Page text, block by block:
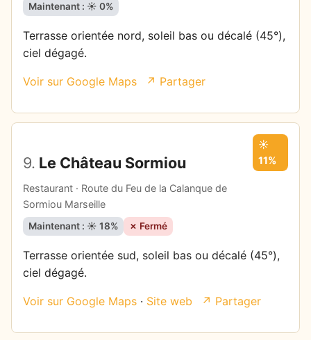
Maintenant : ☀️ 0%
Terrasse orientée nord, soleil bas ou décalé (45°),
ciel dégagé.
Voir sur Google Maps ↗ Partager
9. Le Château Sormiou
Restaurant · Route du Feu de la Calanque de
Sormiou Marseille
☀️
11%
Maintenant : ☀️ 18% ✗ Fermé
Terrasse orientée sud, soleil bas ou décalé (45°),
ciel dégagé.
Voir sur Google Maps · Site web ↗ Partager